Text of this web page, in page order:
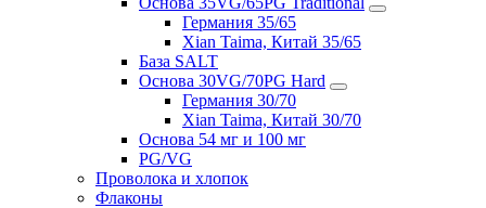
Германия 35/65
Xian Taima, Китай 35/65
База SALT
Основа 30VG/70PG Hard
Германия 30/70
Xian Taima, Китай 30/70
Основа 54 мг и 100 мг
PG/VG
Проволока и хлопок
Флаконы